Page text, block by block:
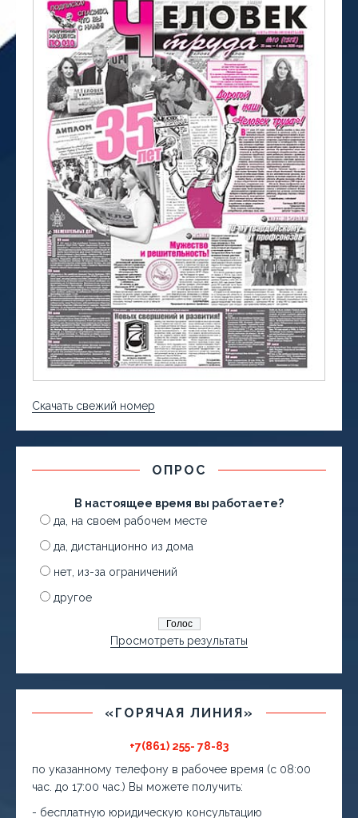
Скачать свежий номер
ОПРОС
В настоящее время вы работаете?
да, на своем рабочем месте
да, дистанционно из дома
нет, из-за ограничений
другое
Просмотреть результаты
«ГОРЯЧАЯ ЛИНИЯ»
+7(861) 255- 78-83
по указанному телефону в рабочее время (с 08:00
час. до 17:00 час.) Вы можете получить:
- бесплатную юридическую консультацию